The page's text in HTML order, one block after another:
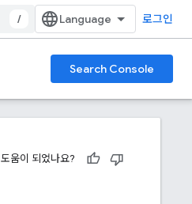
/ 로그인
Search Console
도움이 되었나요?